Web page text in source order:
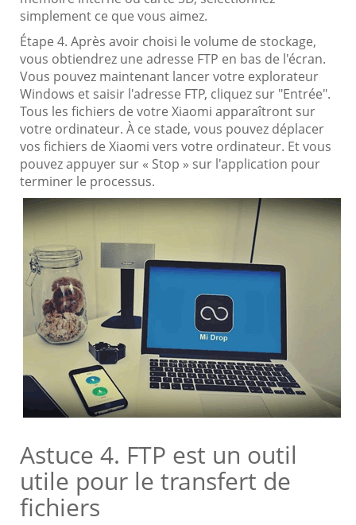
simplement ce que vous aimez.
Étape 4. Après avoir choisi le volume de stockage,
vous obtiendrez une adresse FTP en bas de l'écran.
Vous pouvez maintenant lancer votre explorateur
Windows et saisir l'adresse FTP, cliquez sur "Entrée".
Tous les fichiers de votre Xiaomi apparaîtront sur
votre ordinateur. À ce stade, vous pouvez déplacer
vos fichiers de Xiaomi vers votre ordinateur. Et vous
pouvez appuyer sur « Stop » sur l'application pour
terminer le processus.
Astuce 4. FTP est un outil
utile pour le transfert de
fichiers